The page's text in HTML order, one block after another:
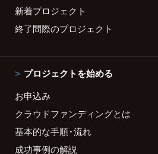
新着プロジェクト
終了間際のプロジェクト
プロジェクトを始める
お申込み
クラウドファンディングとは
基本的な手順・流れ
成功事例の解説